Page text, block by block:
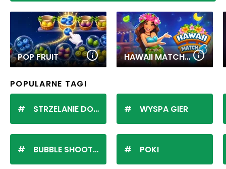
POP FRUIT HAWAII MATCH 6
POPULARNE TAGI
STRZELANIE DO KULEK
BUBBLE SHOOTER
WYSPA GIER
POKI